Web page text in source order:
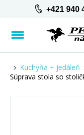
+421 940
Kuchyňa + jedáleň
Súprava stola so